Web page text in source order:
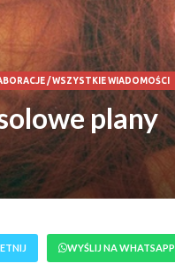
/WSZYSTKIE WIADOMOŚCI
plany
WYŚLIJ NA WHATSAPP